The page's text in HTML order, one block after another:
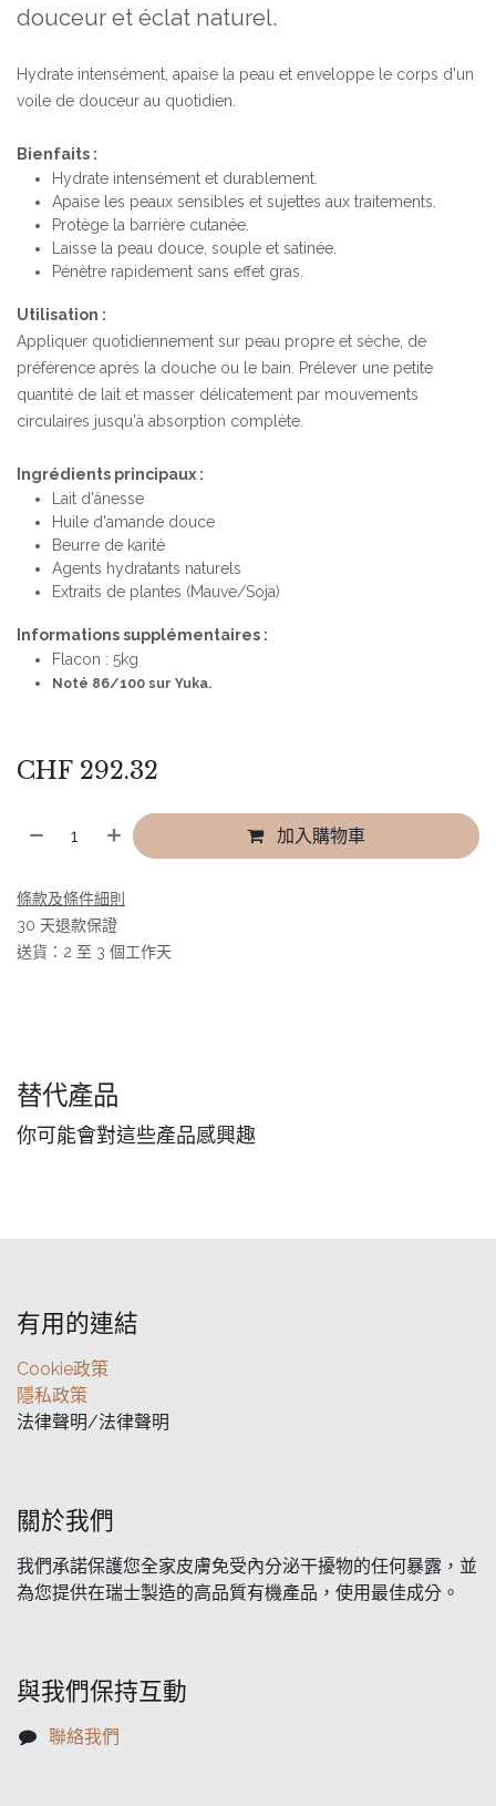
douceur et éclat naturel.
Hydrate intensément, apaise la peau et enveloppe le corps d'un
voile de douceur au quotidien.
Bienfaits :
Hydrate intensément et durablement.
Apaise les peaux sensibles et sujettes aux traitements.
Protège la barrière cutanée.
Laisse la peau douce, souple et satinée.
Pénètre rapidement sans effet gras.
Utilisation :
Appliquer quotidiennement sur peau propre et sèche, de
préférence après la douche ou le bain. Prélever une petite
quantité de lait et masser délicatement par mouvements
circulaires jusqu'à absorption complète.
Ingrédients principaux :
Lait d'ânesse
Huile d'amande douce
Beurre de karité
Agents hydratants naturels
Extraits de plantes (Mauve/Soja)
Informations supplémentaires :
Flacon : 5kg
Noté 86/100 sur Yuka.
CHF 292.32
加入購物車
條款及條件細則
30 天退款保證
送貨：2 至 3 個工作天
替代產品
你可能會對這些產品感興趣
有用的連結
Cookie政策
隱私政策
法律聲明/法律聲明
關於我們
我們承諾保護您全家皮膚免受內分泌干擾物的任何暴露，並
為您提供在瑞士製造的高品質有機產品，使用最佳成分。
與我們保持互動
聯絡我們